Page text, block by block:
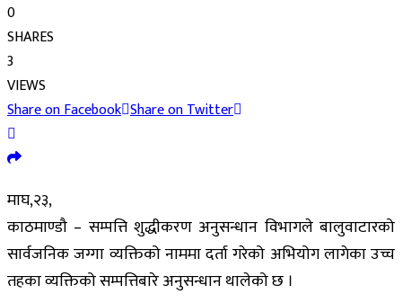
0
SHARES
3
VIEWS
Share on Facebook Share on Twitter
माघ,२३,
काठमाण्डौ – सम्पत्ति शुद्धीकरण अनुसन्धान विभागले बालुवाटारको
सार्वजनिक जग्गा व्यक्तिको नाममा दर्ता गरेको अभियोग लागेका उच्च
तहका व्यक्तिको सम्पत्तिबारे अनुसन्धान थालेको छ ।